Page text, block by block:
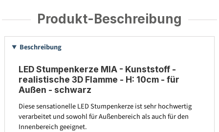
Produkt-Beschreibung
Beschreibung
LED Stumpenkerze MIA - Kunststoff -
realistische 3D Flamme - H: 10cm - für
Außen - schwarz
Diese sensationelle LED Stumpenkerze ist sehr hochwertig
verarbeitet und sowohl für Außenbereich als auch für den
Innenbereich geeignet.